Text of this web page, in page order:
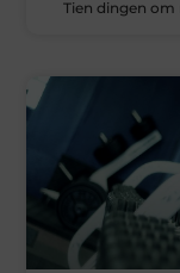
Tien dingen om